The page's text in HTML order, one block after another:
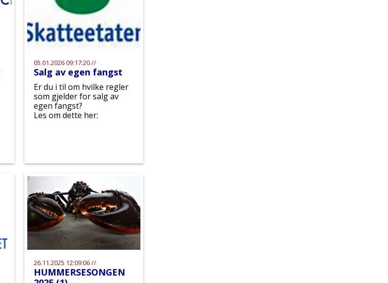
05.01.2026 09:17:20 //
Salg av egen fangst
Er du i til om hvilke regler
som gjelder for salg av
egen fangst?
Les om dette her:
26.11.2025 12:09:06 //
HUMMERSESONGEN